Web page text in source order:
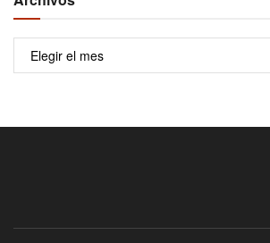
Archivos